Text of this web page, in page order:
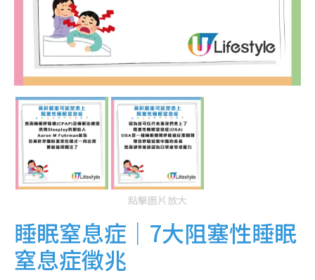
點擊圖片放大
睡眠窒息症｜7大阻塞性睡眠
窒息症徵兆